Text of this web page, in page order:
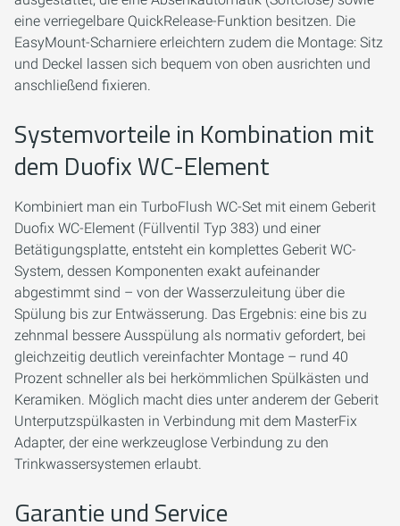
eine verriegelbare QuickRelease-Funktion besitzen. Die
EasyMount-Scharniere erleichtern zudem die Montage: Sitz
und Deckel lassen sich bequem von oben ausrichten und
anschließend fixieren.
Systemvorteile in Kombination mit
dem Duofix WC-Element
Kombiniert man ein TurboFlush WC-Set mit einem Geberit
Duofix WC-Element (Füllventil Typ 383) und einer
Betätigungsplatte, entsteht ein komplettes Geberit WC-
System, dessen Komponenten exakt aufeinander
abgestimmt sind – von der Wasserzuleitung über die
Spülung bis zur Entwässerung. Das Ergebnis: eine bis zu
zehnmal bessere Ausspülung als normativ gefordert, bei
gleichzeitig deutlich vereinfachter Montage – rund 40
Prozent schneller als bei herkömmlichen Spülkästen und
Keramiken. Möglich macht dies unter anderem der Geberit
Unterputzspülkasten in Verbindung mit dem MasterFix
Adapter, der eine werkzeuglose Verbindung zu den
Trinkwassersystemen erlaubt.
Garantie und Service